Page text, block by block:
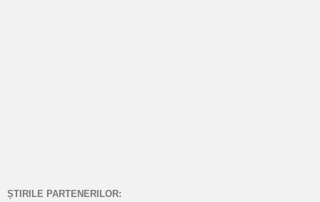
ȘTIRILE PARTENERILOR: